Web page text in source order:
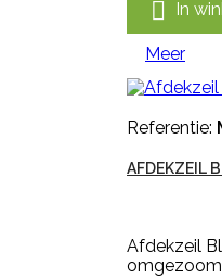
 In
Meer
Referentie:
AFDEKZEIL
Afdekzeil